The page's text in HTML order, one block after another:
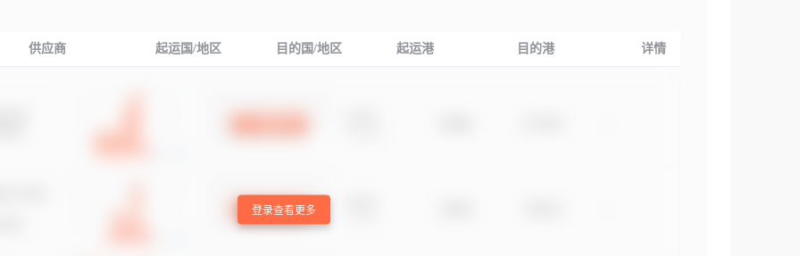
供应商 起运国/地区 目的国/地区 起运港 目的港 详情
登录查看更多